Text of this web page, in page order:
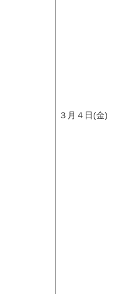
３月４日(金)